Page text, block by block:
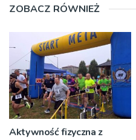
ZOBACZ RÓWNIEŻ
Aktywność fizyczna z